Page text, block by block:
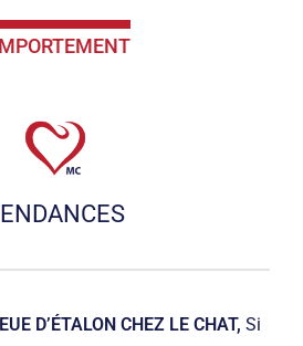
D’ÉTALON CHEZ LE CHAT, Si